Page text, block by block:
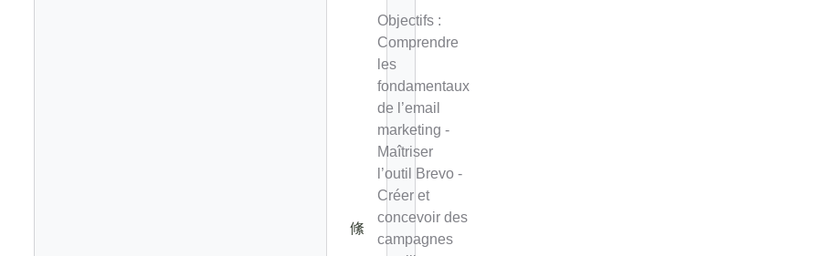
Objectifs :
Comprendre
les
fondamentaux
de l’email
marketing -
Maîtriser
l’outil Brevo -
Créer et
concevoir des
campagnes